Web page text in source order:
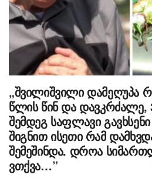
„შვილიშვილი დამეღუპა
წლის წინ და დავკრძალე,
შემდეგ საფლავი
შიგნით ისეთი რამ
შემეშინდა. დროა
ვთქვა…”